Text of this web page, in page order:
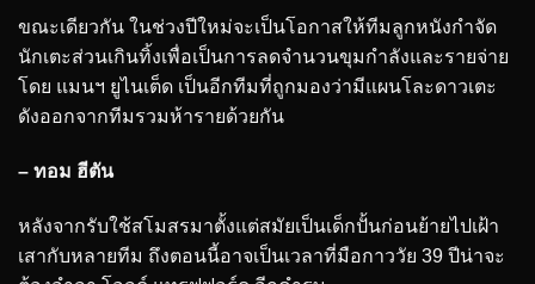
ขณะเดียวกัน ในช่วงปีใหม่จะเป็นโอกาสให้ทีมลูกหนังกำจัด
นักเตะส่วนเกินทิ้งเพื่อเป็นการลดจำนวนขุมกำลังและรายจ่าย
โดย แมนฯ ยูไนเต็ด เป็นอีกทีมที่ถูกมองว่ามีแผนโละดาวเตะ
ดังออกจากทีมรวมห้ารายด้วยกัน
– ทอม ฮีตัน
หลังจากรับใช้สโมสรมาตั้งแต่สมัยเป็นเด็กปั้นก่อนย้ายไปเฝ้า
เสากับหลายทีม ถึงตอนนี้อาจเป็นเวลาที่มือกาววัย 39 ปีน่าจะ